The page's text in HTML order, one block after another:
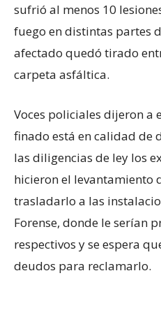
sufrió al menos 10
fuego en distintas partes
afectado quedó tirado
carpeta asfáltica.
Voces policiales dijeron a
finado está en calidad de
las diligencias de ley los
hicieron el levantamiento
trasladarlo a las
Forense, donde le serían
respectivos y se espera
deudos para reclamarlo.